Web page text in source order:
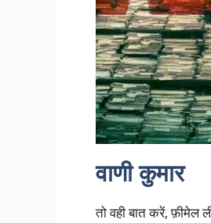
वाणी कुमार
तो वही बात करें, फ़ीमेल